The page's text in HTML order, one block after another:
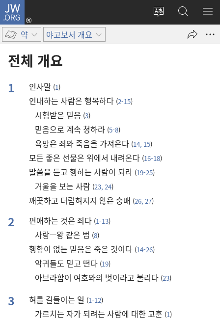
JW.ORG
사이트
변경
로그인
(새로운
열기)
JW.ORG
검색
메
약 야고보서 개요
전체 개요
1 인사말 (1)
인내하는 사람은 행복하다 (2-15)
시험받은 믿음 (3)
믿음으로 계속 청하라 (5-8)
욕망은 죄와 죽음을 가져온다 (14, 15)
모든 좋은 선물은 위에서 내려온다 (16-18)
말씀을 듣고 행하는 사람이 되라 (19-25)
거울을 보는 사람 (23, 24)
깨끗하고 더럽혀지지 않은 숭배 (26, 27)
2 편애하는 것은 죄다 (1-13)
사랑—왕 같은 법 (8)
행함이 없는 믿음은 죽은 것이다 (14-26)
악귀들도 믿고 떤다 (19)
아브라함이 여호와의 벗이라고 불리다 (23)
3 혀를 길들이는 일 (1-12)
가르치는 자가 되려는 사람에 대한 교훈 (1)